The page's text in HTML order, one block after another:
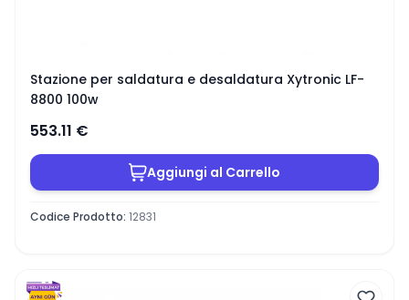
Stazione per saldatura e desaldatura Xytronic LF-
8800 100w
553.11 €
Aggiungi al Carrello
Codice Prodotto: 12831